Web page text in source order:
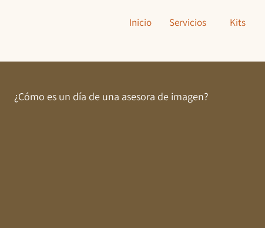
Inicio Servicios Kits
¿Cómo es un día de una asesora de imagen?